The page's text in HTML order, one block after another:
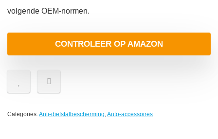
volgende OEM-normen.
CONTROLEER OP AMAZON
Categories:Anti-diefstalbescherming,Auto-accessoires